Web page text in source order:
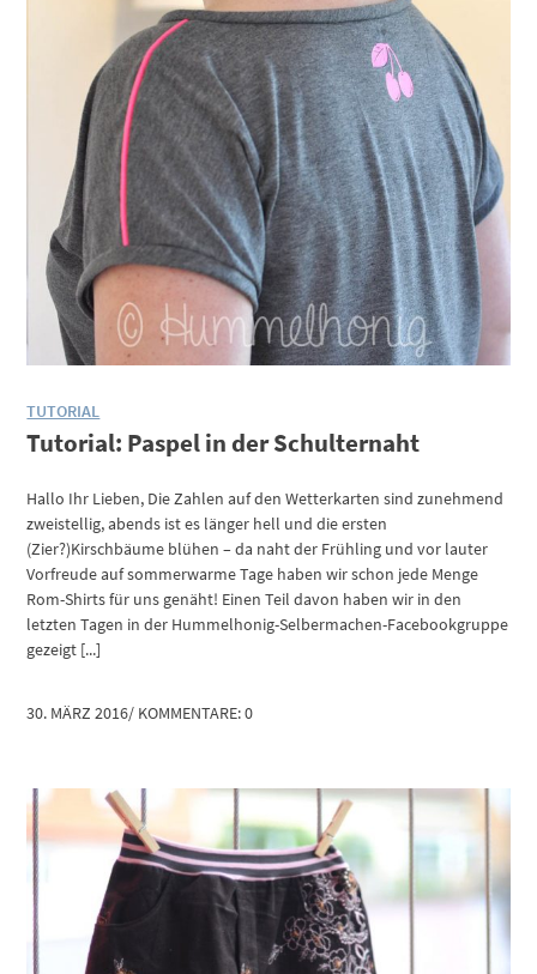
TUTORIAL
Tutorial: Paspel in der Schulternaht
Hallo Ihr Lieben, Die Zahlen auf den Wetterkarten sind zunehmend
zweistellig, abends ist es länger hell und die ersten
(Zier?)Kirschbäume blühen – da naht der Frühling und vor lauter
Vorfreude auf sommerwarme Tage haben wir schon jede Menge
Rom-Shirts für uns genäht! Einen Teil davon haben wir in den
letzten Tagen in der Hummelhonig-Selbermachen-Facebookgruppe
gezeigt [...]
30. MÄRZ 2016/ KOMMENTARE: 0